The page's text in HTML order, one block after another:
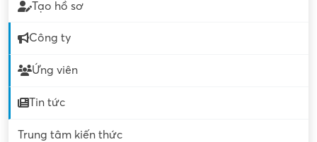
Tạo hồ sơ
Công ty
Ứng viên
Tin tức
Trung tâm kiến thức